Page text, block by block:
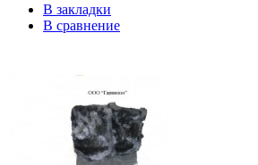
В закладки
В сравнение